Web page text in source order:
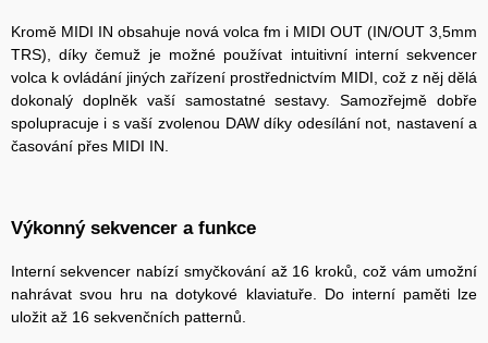
Kromě MIDI IN obsahuje nová volca fm i MIDI OUT (IN/OUT 3,5mm
TRS), díky čemuž je možné používat intuitivní interní sekvencer
volca k ovládání jiných zařízení prostřednictvím MIDI, což z něj dělá
dokonalý doplněk vaší samostatné sestavy. Samozřejmě dobře
spolupracuje i s vaší zvolenou DAW díky odesílání not, nastavení a
časování přes MIDI IN.
Výkonný sekvencer a funkce
Interní sekvencer nabízí smyčkování až 16 kroků, což vám umožní
nahrávat svou hru na dotykové klaviatuře. Do interní paměti lze
uložit až 16 sekvenčních patternů.